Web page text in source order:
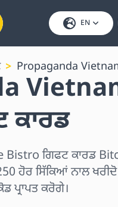
EN
Propaganda
ਕਾਰਡ
Bistro ਗਿਫਟ ਕਾਰਡ
ਹੋਰ ਸਿੱਕਿਆਂ ਨਾਲ
ਪ੍ਰਾਪਤ ਕਰੋਗੇ।